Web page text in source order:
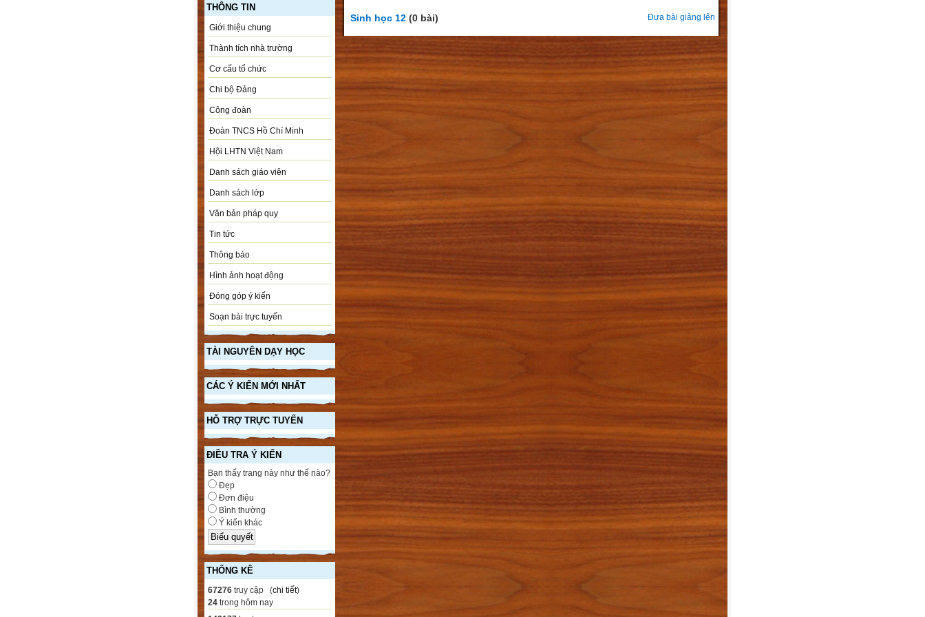
THÔNG TIN
Giới thiệu chung
Thành tích nhà trường
Cơ cấu tổ chức
Chi bộ Đảng
Công đoàn
Đoàn TNCS Hồ Chí Minh
Hội LHTN Việt Nam
Danh sách giáo viên
Danh sách lớp
Văn bản pháp quy
Tin tức
Thông báo
Hình ảnh hoạt động
Đóng góp ý kiến
Soạn bài trực tuyến
TÀI NGUYÊN DẠY HỌC
CÁC Ý KIẾN MỚI NHẤT
HỖ TRỢ TRỰC TUYẾN
ĐIỀU TRA Ý KIẾN
Bạn thấy trang này như thế nào?
Đẹp
Đơn điệu
Bình thường
Ý kiến khác
THỐNG KÊ
67276 truy cập (chi tiết)
24 trong hôm nay
Đưa bài giảng lên
Sinh học 12 (0 bài)